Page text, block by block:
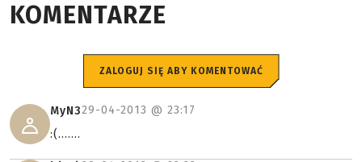
KOMENTARZE
ZALOGUJ SIĘ ABY KOMENTOWAĆ
MyN329-04-2013 @ 23:17
:(.......